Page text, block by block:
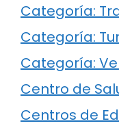
Categoría:
Categoría:
Categoría:
Centro de
Centros de